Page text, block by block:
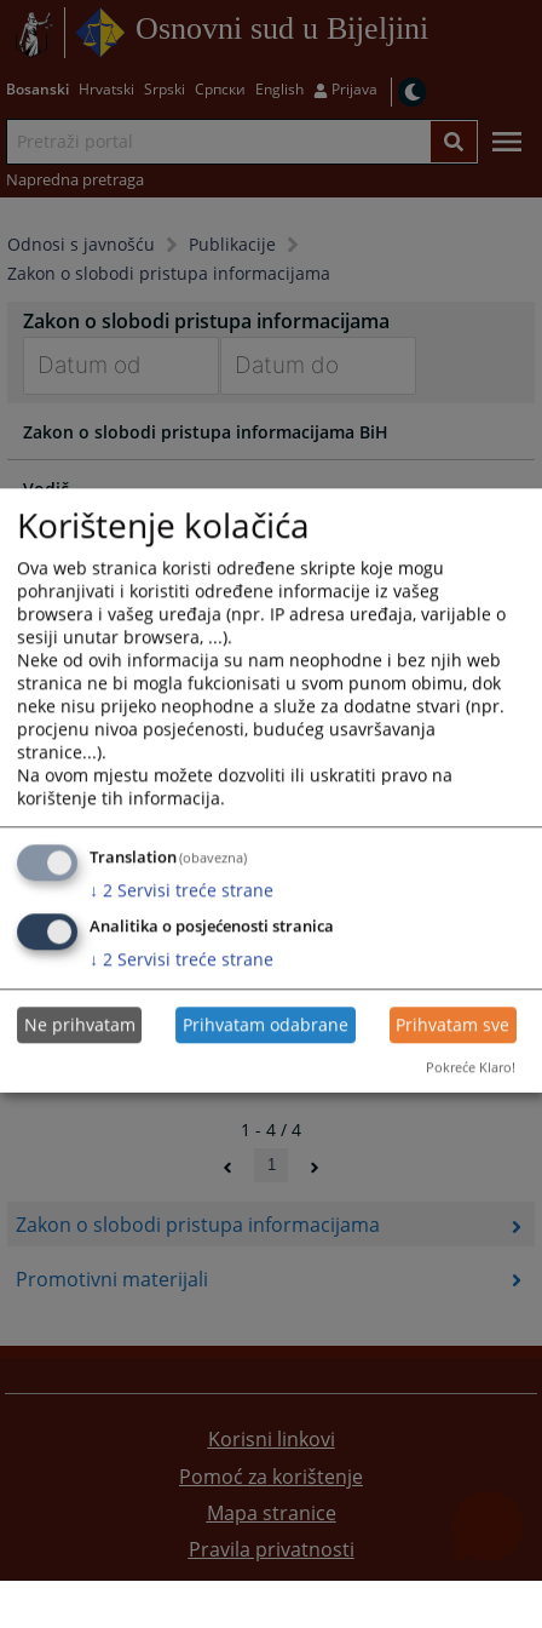
Osnovni sud u Bijeljini
Bosanski Hrvatski Srpski Српски English Prijava
Napredna pretraga
Odnosi s javnošću
Publikacije
Zakon o slobodi pristupa informacijama
Zakon o slobodi pristupa informacijama
Promotivni materijali
Zakon o slobodi pristupa informacijama
forward
to
interact
with
the
calendar
and
select
a
date.
Press
the
question
mark
key
to
get
the
keyboard
shortcuts
for
changing
dates.
forward
to
interact
with
the
calendar
and
select
a
date.
Press
the
mark
key
to
get
the
shortcuts
for
changing
dates.
Zakon o slobodi pristupa informacijama BiH
Vodič
Obrazac zahtjeva za pristup informacijama
Potparol suda
1 - 4 / 4
1
Korisni linkovi
Pomoć za korištenje
Mapa stranice
Pravila privatnosti
Korištenje kolačića
Ova web stranica koristi određene skripte koje mogu
pohranjivati i koristiti određene informacije iz vašeg
browsera i vašeg uređaja (npr. IP adresa uređaja, varijable o
sesiji unutar browsera, ...).
Neke od ovih informacija su nam neophodne i bez njih web
stranica ne bi mogla fukcionisati u svom punom obimu, dok
neke nisu prijeko neophodne a služe za dodatne stvari (npr.
procjenu nivoa posjećenosti, budućeg usavršavanja
stranice...).
Na ovom mjestu možete dozvoliti ili uskratiti pravo na
korištenje tih informacija.
Translation(obavezna)
↓ 2 Servisi treće strane
Analitika o posjećenosti stranica
↓ 2 Servisi treće strane
Ne prihvatam Prihvatam odabrane Prihvatam sve
Pokreće Klaro!